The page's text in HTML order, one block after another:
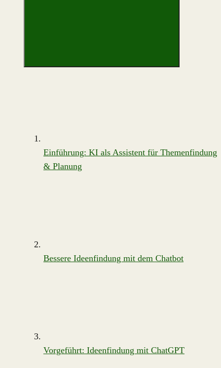
Einführung: KI als Assistent für Themenfindung
& Planung
Bessere Ideenfindung mit dem Chatbot
Vorgeführt: Ideenfindung mit ChatGPT